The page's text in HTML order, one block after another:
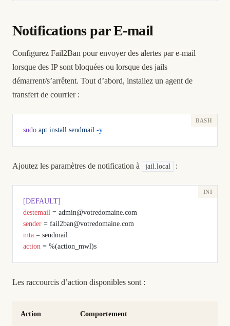
Notifications par E-mail
Configurez Fail2Ban pour envoyer des alertes par e-mail
lorsque des IP sont bloquées ou lorsque des jails
démarrent/s’arrêtent. Tout d’abord, installez un agent de
transfert de courrier :
sudo apt install sendmail -y
Ajoutez les paramètres de notification à jail.local :
[DEFAULT]
destemail = admin@votredomaine.com
sender = fail2ban@votredomaine.com
mta = sendmail
action = %(action_mwl)s
Les raccourcis d’action disponibles sont :
Action Comportement